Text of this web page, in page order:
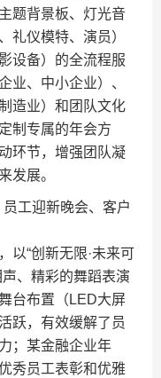
题背景板、灯光音
礼仪模特、演员）
设备）的全流程服
业、中小企业）、
造业）和团队文化
制专属的年会方
环节，增强团队凝
发展。
工迎新晚会、客户
以“创新无限·未来可
、精彩的舞蹈表演
台布置（LED大屏
跃，有效缓解了员
；某金融企业年
秀员工表彰和优雅